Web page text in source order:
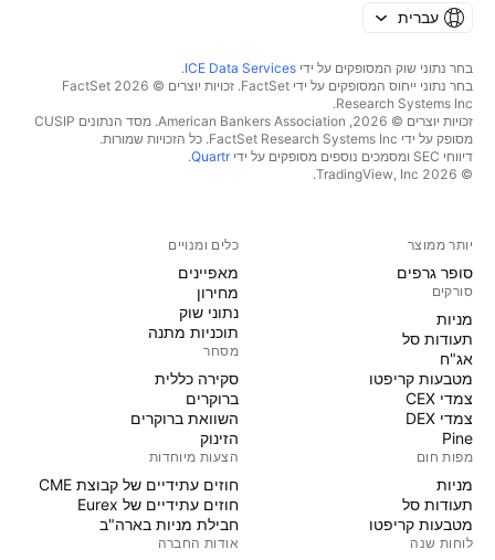
עברית
בחר נתוני שוק המסופקים על ידי ICE Data Services
.
בחר נתוני ייחוס המסופקים על ידי FactSet. זכויות יוצרים © 2026 ‏FactSet
Research Systems Inc.‏
זכויות יוצרים © 2026, ‏American Bankers Association. מסד הנתונים CUSIP
מסופק על ידי FactSet Research Systems Inc. כל הזכויות שמורות.
דיווחי SEC ומסמכים נוספים מסופקים על ידי
Quartr
.
© 2026 ‏TradingView, Inc.‏
יותר ממוצר
סופר גרפים
סורקים
מניות‏
תעודות סל
אג"ח
מטבעות קריפטו
צמדי CEX
צמדי DEX
Pine
מפות חום
מניות‏
תעודות סל
מטבעות קריפטו
לוחות שנה
כלים ומנויים
מאפיינים
מחירון
נתוני שוק
תוכניות מתנה
מסחר
סקירה כללית
ברוקרים
השוואת ברוקרים
הזינוק
הצעות מיוחדות
חוזים עתידיים של קבוצת CME
חוזים עתידיים של Eurex
חבילת מניות בארה"ב
אודות החברה